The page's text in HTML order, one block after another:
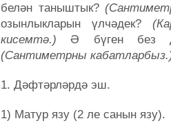
белән таныштык?
озынлыкларын үлчәдек?
кисемтә.) Ә бүген без
(Сантиметрны
1. Дәфтәрләрдә эш.
1) Матур язу (2 ле санын язу).